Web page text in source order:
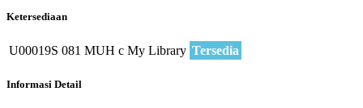
Ketersediaan
U00019S 081 MUH c My Library Tersedia
Informasi Detail